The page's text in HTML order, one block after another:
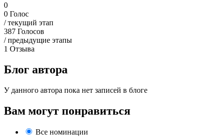
0
0 Голос
/ текущий этап
387 Голосов
/ предыдущие этапы
1 Отзыва
Блог автора
У данного автора пока нет записей в блоге
Вам могут понравиться
Все номинации